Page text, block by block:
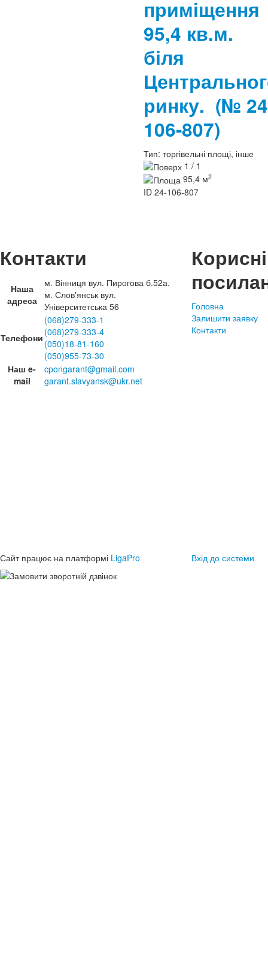
приміщення
95,4 кв.м.
біля
ринку. (№
106-807)
Тип: торгівельні площі, інше
1 / 1
95,4 м2
ID 24-106-807
Контакти
Наша
адреса
м. Вінниця вул. Пирогова б.52а.
м. Слов'янськ вул.
Університетська 56
Телефони
(068)279-333-1
(068)279-333-4
(050)18-81-160
(050)955-73-30
Наш e-
mail
cpongarant@gmail.com
garant.slavyansk@ukr.net
Корисні
Головна
Залишити заявку
Контакти
Сайт працює на платформі LigaPro Вхід до системи